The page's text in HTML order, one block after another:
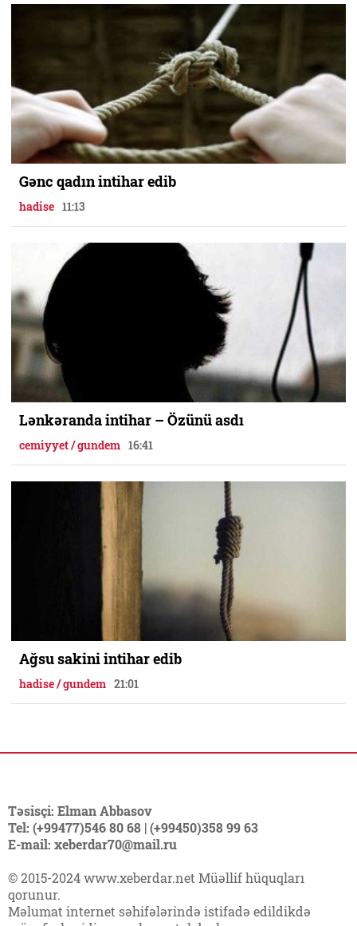
Gənc qadın intihar edib
hadise 11:13
Lənkəranda intihar – Özünü asdı
cemiyyet / gundem 16:41
Ağsu sakini intihar edib
hadise / gundem 21:01
Təsisçi: Elman Abbasov
Tel: (+99477)546 80 68 | (+99450)358 99 63
E-mail: xeberdar70@mail.ru
© 2015-2024 www.xeberdar.net Müəllif hüquqları
qorunur.
Məlumat internet səhifələrində istifadə edildikdə